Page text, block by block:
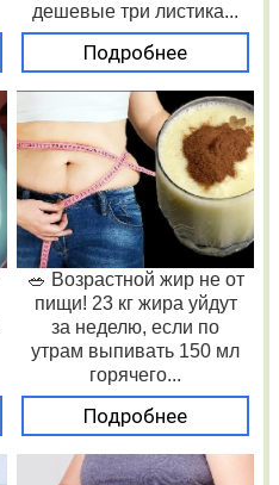
дешевые три листика...
Подробнее
🥗 Возрастной жир не от
пищи! 23 кг жира уйдут
за неделю, если по
утрам выпивать 150 мл
горячего...
Подробнее